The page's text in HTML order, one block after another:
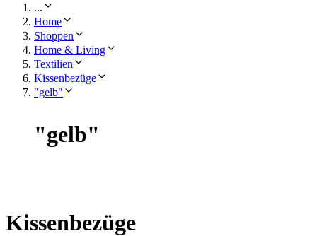
...
Home
Shoppen
Home & Living
Textilien
Kissenbezüge
"gelb"
"gelb"
Kissenbezüge